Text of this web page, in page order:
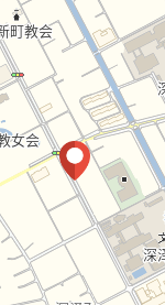
回响的手套休息室
物柜有
・
85.87平米
望西南×西北的采光
，能舒适地要家的
开放式厨房
、净水器
室暖气烘干机)
部分)